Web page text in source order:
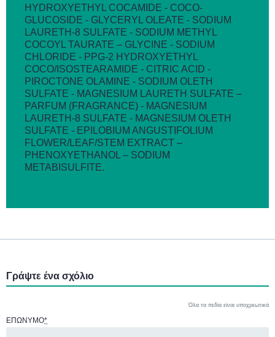
HYDROXYETHYL COCAMIDE - COCO-
GLUCOSIDE - GLYCERYL OLEATE - SODIUM
LAURETH-8 SULFATE - SODIUM METHYL
COCOYL TAURATE – GLYCINE - SODIUM
CHLORIDE - PPG-2 HYDROXYETHYL
COCO/ISOSTEARAMIDE - CITRIC ACID -
PIROCTONE OLAMINE - SODIUM OLETH
SULFATE - MAGNESIUM LAURETH SULFATE –
PARFUM (FRAGRANCE) - MAGNESIUM
LAURETH-8 SULFATE - MAGNESIUM OLETH
SULFATE - EPILOBIUM ANGUSTIFOLIUM
FLOWER/LEAF/STEM EXTRACT –
PHENOXYETHANOL – SODIUM
METABISULFITE.
Γράψτε ένα σχόλιο
Όλα τα πεδία είναι υποχρεωτικά
ΕΠΏΝΥΜΟ*